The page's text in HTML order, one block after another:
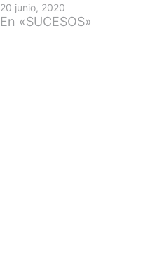
20 junio, 2020
En «SUCESOS»